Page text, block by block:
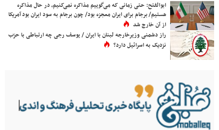
ابوالفتح: حتی زمانی که می‌گوییم مذاکره نمی‌کنیم، در حال مذاکره
هستیم/ برجام برای ایران معجزه بود/ چون برجام به سود ایران بود آمریکا
از آن خارج شد
راز دشمنی وزیرخارجه لبنان با ایران / یوسف رجی چه ارتباطی با حزب
نزدیک به اسرائیل دارد؟